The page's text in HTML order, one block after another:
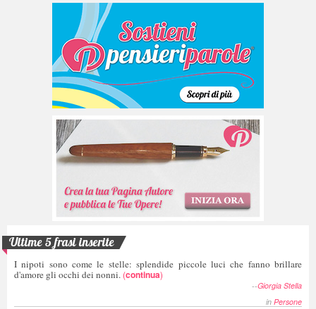
Ultime 5 frasi inserite
I nipoti sono come le stelle: splendide piccole luci che fanno brillare
d'amore gli occhi dei nonni. (continua)
--Giorgia Stella
in Persone